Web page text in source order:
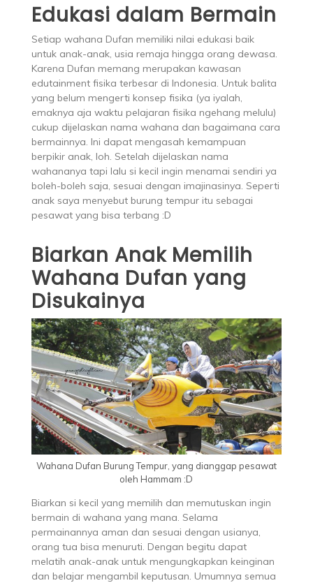
Edukasi dalam Bermain
Setiap wahana Dufan memiliki nilai edukasi baik
untuk anak-anak, usia remaja hingga orang dewasa.
Karena Dufan memang merupakan kawasan
edutainment fisika terbesar di Indonesia. Untuk balita
yang belum mengerti konsep fisika (ya iyalah,
emaknya aja waktu pelajaran fisika ngehang melulu)
cukup dijelaskan nama wahana dan bagaimana cara
bermainnya. Ini dapat mengasah kemampuan
berpikir anak, loh. Setelah dijelaskan nama
wahananya tapi lalu si kecil ingin menamai sendiri ya
boleh-boleh saja, sesuai dengan imajinasinya. Seperti
anak saya menyebut burung tempur itu sebagai
pesawat yang bisa terbang :D
Biarkan Anak Memilih
Wahana Dufan yang
Disukainya
Wahana Dufan Burung Tempur, yang dianggap pesawat
oleh Hammam :D
Biarkan si kecil yang memilih dan memutuskan ingin
bermain di wahana yang mana. Selama
permainannya aman dan sesuai dengan usianya,
orang tua bisa menuruti. Dengan begitu dapat
melatih anak-anak untuk mengungkapkan keinginan
dan belajar mengambil keputusan. Umumnya semua